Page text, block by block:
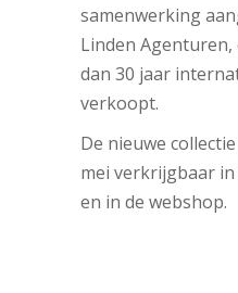
samenwerking
Linden
dan 30 jaar
verkoopt.
De nieuwe
mei verkrijgbaar
en in de webshop.